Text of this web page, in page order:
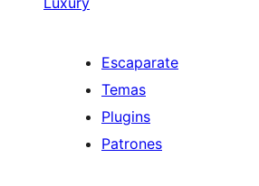
Escaparate
Temas
Plugins
Patrones